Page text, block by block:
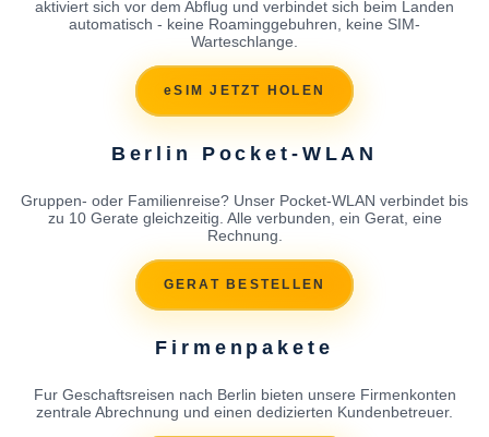
aktiviert sich vor dem Abflug und verbindet sich beim Landen
automatisch - keine Roaminggebuhren, keine SIM-
Warteschlange.
eSIM JETZT HOLEN
Berlin Pocket-WLAN
Gruppen- oder Familienreise? Unser Pocket-WLAN verbindet bis
zu 10 Gerate gleichzeitig. Alle verbunden, ein Gerat, eine
Rechnung.
GERAT BESTELLEN
Firmenpakete
Fur Geschaftsreisen nach Berlin bieten unsere Firmenkonten
zentrale Abrechnung und einen dedizierten Kundenbetreuer.